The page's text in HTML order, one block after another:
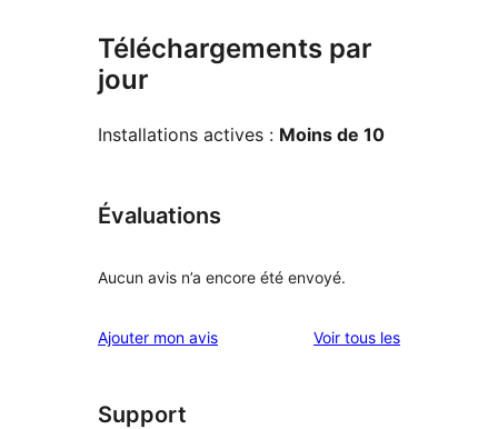
Téléchargements par
jour
Installations actives : Moins de 10
Évaluations
Aucun avis n’a encore été envoyé.
Ajouter mon avis Voir tous lesavis
Support